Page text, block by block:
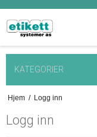
KATEGORIER
Hjem / Logg inn
Logg inn